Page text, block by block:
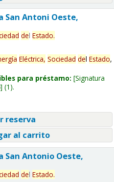
San Antoni Oeste,
del Estado.
Eléctrica, Sociedad del Estado,
para préstamo: Signatura
(1).
reserva
al carrito
Antonio Oeste,
del Estado.